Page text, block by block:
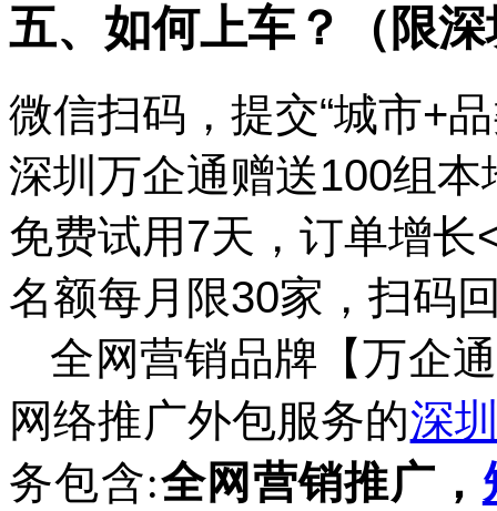
五、如何上车？ （限
微信扫码，提交“城市+
深圳万企通赠送100组
免费试用7天，订单增长
名额每月限30家，扫码
全网营销品牌【万企
网络推广外包服务的深
务包含:全网营销推广，